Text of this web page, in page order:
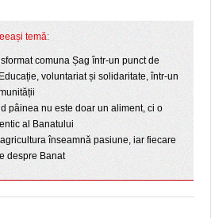
temă:
comuna Șag într-un punct de
voluntariat și solidaritate, într-un
pâinea nu este doar un aliment, ci o
al Banatului
înseamnă pasiune, iar fiecare
despre Banat